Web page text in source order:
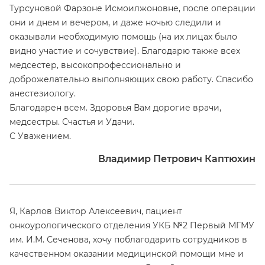
Турсуновой Фарзоне Исмоилжоновне, после операции
они и днем и вечером, и даже ночью следили и
оказывали необходимую помощь (на их лицах было
видно участие и сочувствие). Благодарю также всех
медсестер, высокопрофессионально и
доброжелательно выполняющих свою работу. Спасибо
анестезиологу.
Благодарен всем. Здоровья Вам дорогие врачи,
медсестры. Счастья и Удачи.
С Уважением.
Владимир Петрович Каптюхин
Я, Карлов Виктор Алексеевич, пациент
онкоурологического отделения УКБ №2 Первый МГМУ
им. И.М. Сеченова, хочу поблагодарить сотрудников в
качественном оказании медицинской помощи мне и